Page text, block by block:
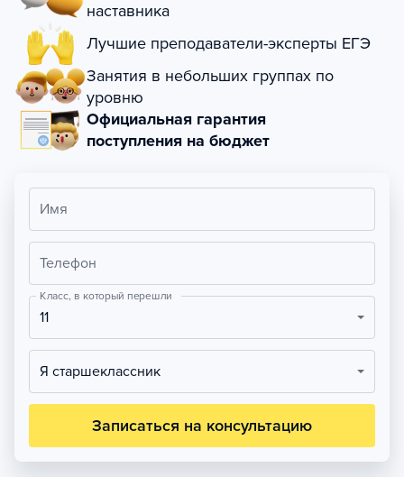
наставника
Лучшие преподаватели-эксперты ЕГЭ
Занятия в небольших группах по
уровню
Официальная гарантия
поступления на бюджет
Имя
Телефон
Класс, в который перешли
11
Я старшеклассник
Записаться на консультацию